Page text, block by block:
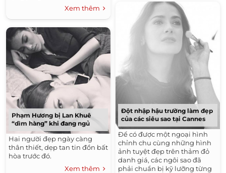
Xem thêm
Phạm Hương bị Lan Khuê
“dìm hàng” khi đang ngủ
Hai người đẹp ngày càng
thân thiết, dẹp tan tin đồn bất
hòa trước đó.
Xem thêm
Đột nhập hậu trường làm đẹp
của các siêu sao tại Cannes
Để có được một ngoại hình
chỉnh chu cùng những hình
ảnh tuyệt đẹp trên thảm đỏ
danh giá, các ngôi sao đã
phải chuẩn bị kỹ lưỡng từng